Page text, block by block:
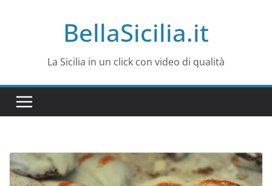
BellaSicilia.it
La Sicilia in un click con video di qualità